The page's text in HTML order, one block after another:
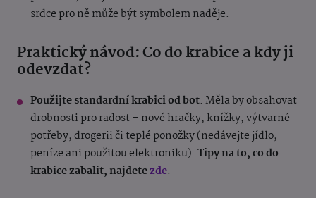
srdce pro ně může být symbolem naděje.
Praktický návod: Co do krabice a kdy ji
odevzdat?
Použijte standardní krabici od bot. Měla by obsahovat
drobnosti pro radost – nové hračky, knížky, výtvarné
potřeby, drogerii či teplé ponožky (nedávejte jídlo,
peníze ani použitou elektroniku). Tipy na to, co do
krabice zabalit, najdetezde.